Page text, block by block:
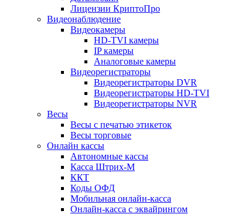
Лицензии КриптоПро
Видеонаблюдение
Видеокамеры
HD-TVI камеры
IP камеры
Аналоговые камеры
Видеорегистраторы
Видеорегистраторы DVR
Видеорегистраторы HD-TVI
Видеорегистраторы NVR
Весы
Весы с печатью этикеток
Весы торговые
Онлайн кассы
Автономные кассы
Касса Штрих-М
ККТ
Коды ОФД
Мобильная онлайн-касса
Онлайн-касса с эквайрингом